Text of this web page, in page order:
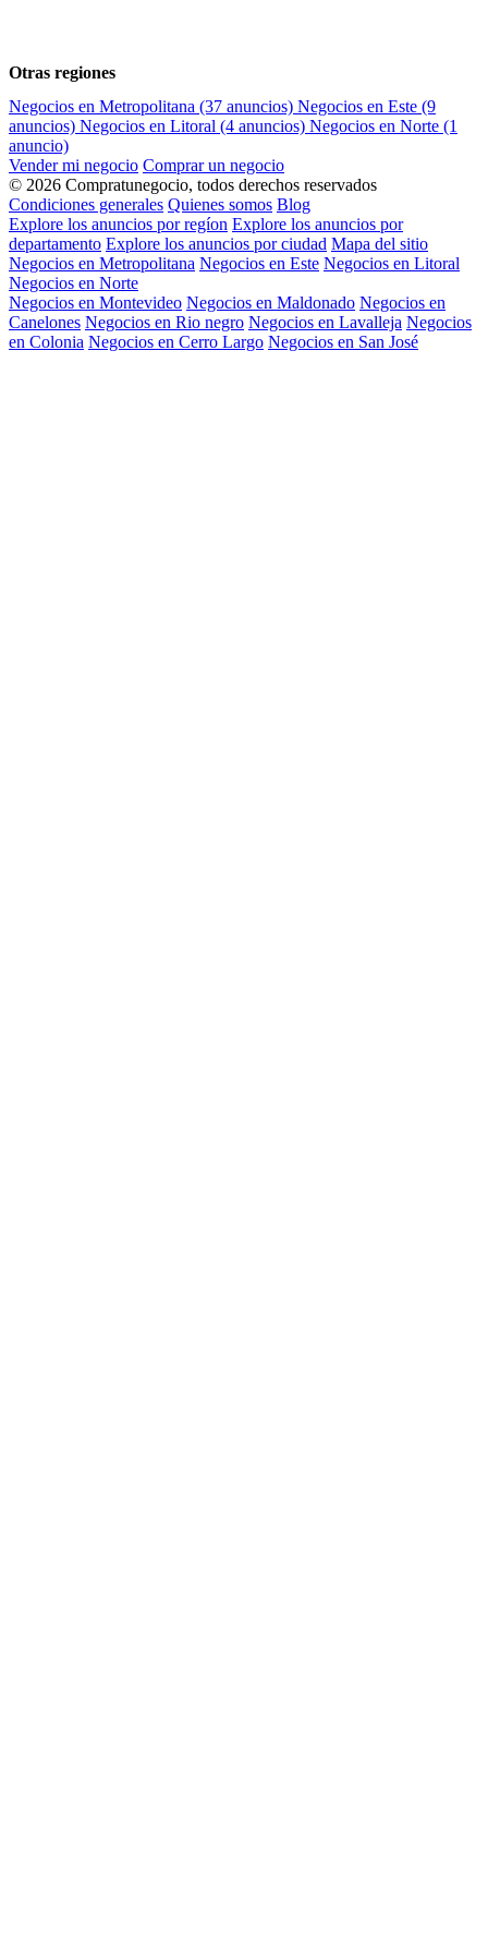
Otras regiones
Negocios en Metropolitana (37 anuncios) Negocios en Este (9
anuncios) Negocios en Litoral (4 anuncios) Negocios en Norte (1
anuncio)
Vender mi negocio Comprar un negocio
© 2026 Compratunegocio, todos derechos reservados
Condiciones generales Quienes somos Blog
Explore los anuncios por regíon Explore los anuncios por
departamento Explore los anuncios por ciudad Mapa del sitio
Negocios en Metropolitana Negocios en Este Negocios en Litoral
Negocios en Norte
Negocios en Montevideo Negocios en Maldonado Negocios en
Canelones Negocios en Rio negro Negocios en Lavalleja Negocios
en Colonia Negocios en Cerro Largo Negocios en San José